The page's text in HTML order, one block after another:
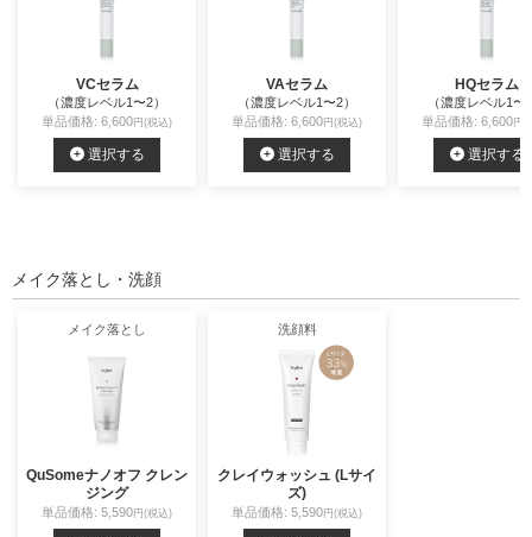
VCセラム
（濃度レベル1〜2）
単品価格: 6,600円(税込)
選択する
VAセラム
（濃度レベル1〜2）
単品価格: 6,600円(税込)
選択する
HQセラム
（濃度レベル1〜
単品価格: 6,600円(
選択する
メイク落とし・洗顔
メイク落とし
QuSomeナノオフ クレン
ジング
単品価格: 5,590円(税込)
洗顔料
クレイウォッシュ (Lサイ
ズ)
単品価格: 5,590円(税込)